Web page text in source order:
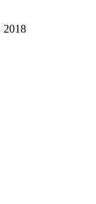
2018